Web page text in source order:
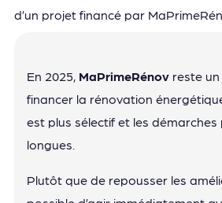
d’un projet financé par
En 2025, MaPrimeRénov reste
financer la rénovation
est plus sélectif et les démarches
longues.
Plutôt que de repousser les